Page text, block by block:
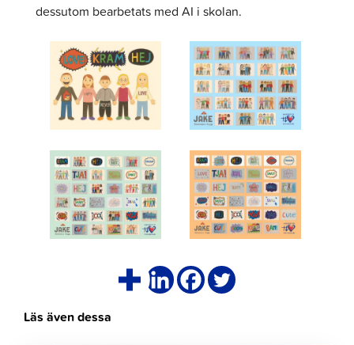
dessutom bearbetats med AI i skolan.
Läs även dessa